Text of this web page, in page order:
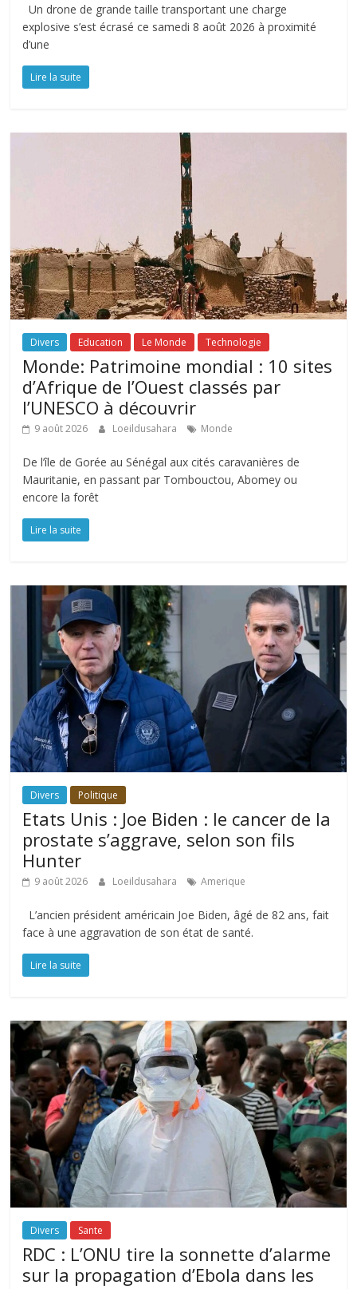
Un drone de grande taille transportant une charge
explosive s’est écrasé ce samedi 8 août 2026 à proximité
d’une
Lire la suite
Divers Education Le Monde Technologie
Monde: Patrimoine mondial : 10 sites
d’Afrique de l’Ouest classés par
l’UNESCO à découvrir
9 août 2026 Loeildusahara Monde
De l’île de Gorée au Sénégal aux cités caravanières de
Mauritanie, en passant par Tombouctou, Abomey ou
encore la forêt
Lire la suite
Divers Politique
Etats Unis : Joe Biden : le cancer de la
prostate s’aggrave, selon son fils
Hunter
9 août 2026 Loeildusahara Amerique
L’ancien président américain Joe Biden, âgé de 82 ans, fait
face à une aggravation de son état de santé.
Lire la suite
Divers Sante
RDC : L’ONU tire la sonnette d’alarme
sur la propagation d’Ebola dans les